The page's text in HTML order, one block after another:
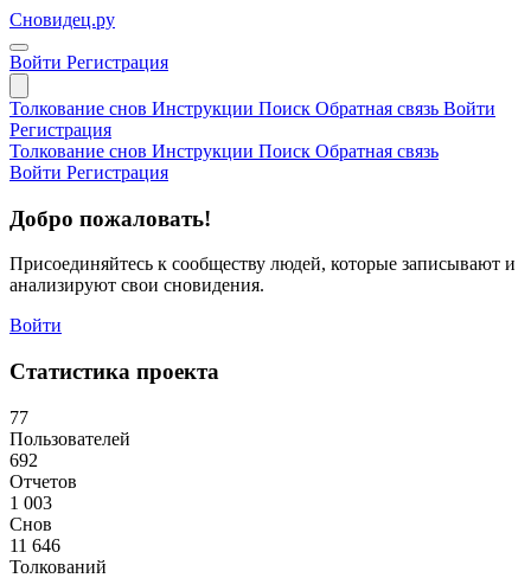
Сновидец.ру
Войти Регистрация
Толкование снов Инструкции Поиск Обратная связь Войти
Регистрация
Толкование снов Инструкции Поиск Обратная связь
Войти Регистрация
Добро пожаловать!
Присоединяйтесь к сообществу людей, которые записывают и
анализируют свои сновидения.
Войти
Статистика проекта
77
Пользователей
692
Отчетов
1 003
Снов
11 646
Толкований